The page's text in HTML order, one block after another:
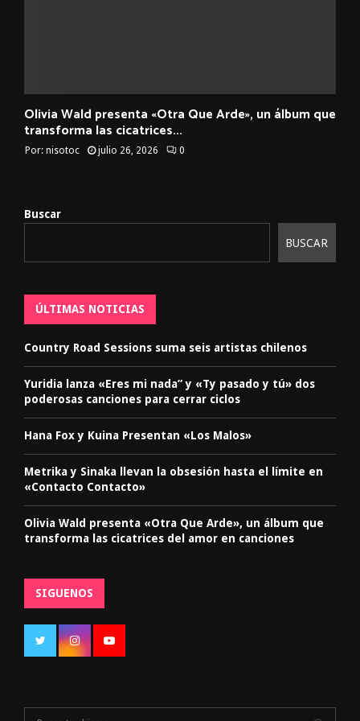
Olivia Wald presenta «Otra Que Arde», un álbum que
transforma las cicatrices...
Por: nisotoc julio 26, 2026 0
Buscar
BUSCAR
ÚLTIMAS NOTICIAS
Country Road Sessions suma seis artistas chilenos
Yuridia lanza «Eres mi nada” y «Ty pasado y tú» dos
poderosas canciones para cerrar ciclos
Hana Fox y Kuina Presentan «Los Malos»
Metrika y Sinaka llevan la obsesión hasta el límite en
«Contacto Contacto»
Olivia Wald presenta «Otra Que Arde», un álbum que
transforma las cicatrices del amor en canciones
SIGUENOS